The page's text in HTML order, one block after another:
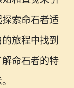
索命石者适
旅程中找到
解命石者的特